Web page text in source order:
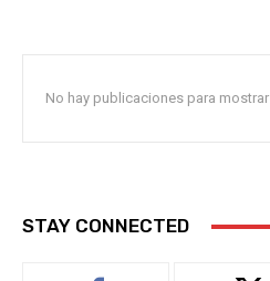
No hay publicaciones para mostrar
STAY CONNECTED